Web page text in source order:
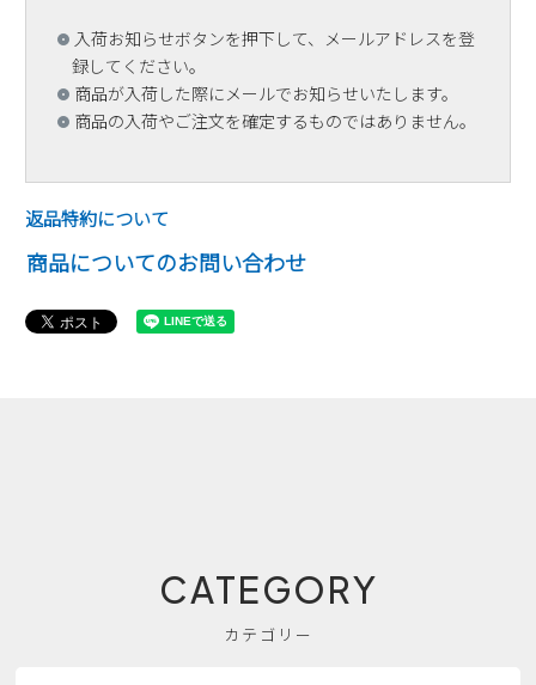
入荷お知らせボタンを押下して、メールアドレスを登
録してください。
商品が入荷した際にメールでお知らせいたします。
商品の入荷やご注文を確定するものではありません。
返品特約について
商品についてのお問い合わせ
CATEGORY
カテゴリー